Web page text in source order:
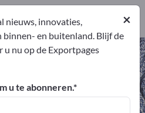
– vind
×
nieuws, innovaties,
binnen- en buitenland. Blijf de
u nu op de Exportpages
u te abonneren.